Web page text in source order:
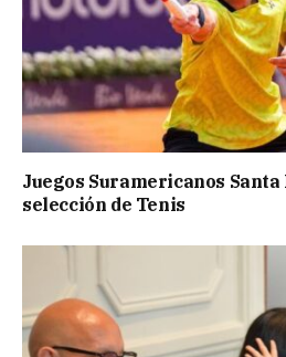
Juegos Suramericanos Santa
selección de Tenis